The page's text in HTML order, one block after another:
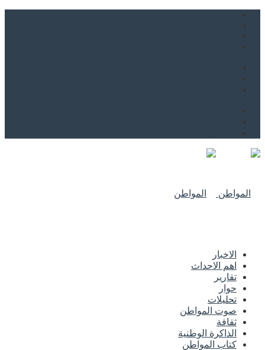
الاخبار
اهم الاحداث
تقارير
حوار
تحليلات
صوت المواطن
ثقافة
الذاكرة الوطنية
كتاب المواطن